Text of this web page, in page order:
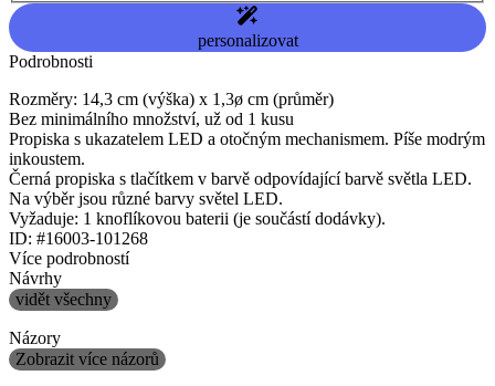
personalizovat
Podrobnosti
Rozměry: 14,3 cm (výška) x 1,3ø cm (průměr)
Bez minimálního množství, už od 1 kusu
Propiska s ukazatelem LED a otočným mechanismem. Píše modrým
inkoustem.
Černá propiska s tlačítkem v barvě odpovídající barvě světla LED.
Na výběr jsou různé barvy světel LED.
Vyžaduje: 1 knoflíkovou baterii (je součástí dodávky).
ID: #16003-101268
Více podrobností
Návrhy
vidět všechny
Názory
Zobrazit více názorů